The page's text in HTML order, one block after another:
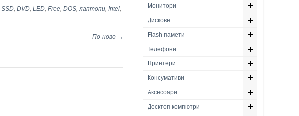
SSD, DVD, LED, Free, DOS,лаптопи, Intel,
По-ново →
Монитори
Дискове
Flash памети
Телефони
Принтери
Консумативи
Аксесоари
Десктоп компютри